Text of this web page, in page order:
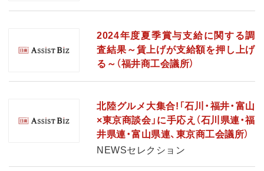
2024年度夏季賞与支給に関する調
査結果～賃上げが支給額を押し上げ
る～（福井商工会議所）
北陸グルメ大集合!「石川・福井・富山
×東京商談会」に手応え（石川県連・福
井県連・富山県連、東京商工会議所）
NEWSセレクション